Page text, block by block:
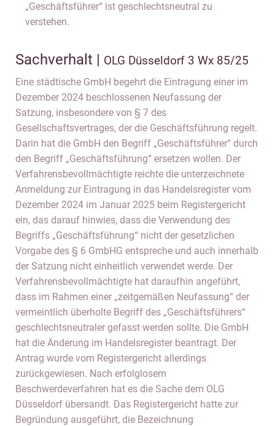
„Geschäftsführer“ ist geschlechtsneutral zu
verstehen.
Sachverhalt | OLG Düsseldorf 3 Wx 85/25
Eine städtische GmbH begehrt die Eintragung einer im
Dezember 2024 beschlossenen Neufassung der
Satzung, insbesondere von § 7 des
Gesellschaftsvertrages, der die Geschäftsführung regelt.
Darin hat die GmbH den Begriff „Geschäftsführer“ durch
den Begriff „Geschäftsführung“ ersetzen wollen. Der
Verfahrensbevollmächtigte reichte die unterzeichnete
Anmeldung zur Eintragung in das Handelsregister vom
Dezember 2024 im Januar 2025 beim Registergericht
ein, das darauf hinwies, dass die Verwendung des
Begriffs „Geschäftsführung“ nicht der gesetzlichen
Vorgabe des § 6 GmbHG entspreche und auch innerhalb
der Satzung nicht einheitlich verwendet werde. Der
Verfahrensbevollmächtigte hat daraufhin angeführt,
dass im Rahmen einer „zeitgemäßen Neufassung“ der
vermeintlich überholte Begriff des „Geschäftsführers“
geschlechtsneutraler gefasst werden sollte. Die GmbH
hat die Änderung im Handelsregister beantragt. Der
Antrag wurde vom Registergericht allerdings
zurückgewiesen. Nach erfolglosem
Beschwerdeverfahren hat es die Sache dem OLG
Düsseldorf übersandt. Das Registergericht hatte zur
Begründung ausgeführt, die Bezeichnung